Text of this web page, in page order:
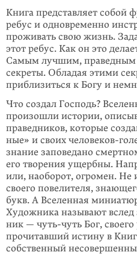
Книга представляет собой
ребус и одновременно
проживать свою жизнь.
этот ребус. Как он это
Самым лучшим, пра­ведным
секреты. Обладая этими
приблизиться к Богу и
Что создал Господь?
произошли истории,
праведников, которые
ные» и своих человеков-
знание заповедано
его творения ущербны.
или, наоборот, огромен.
своего повелителя,
букв. А Вселенная
Художника называют
ник — чуть-чуть Бог,
прочитавший истину в
собственный